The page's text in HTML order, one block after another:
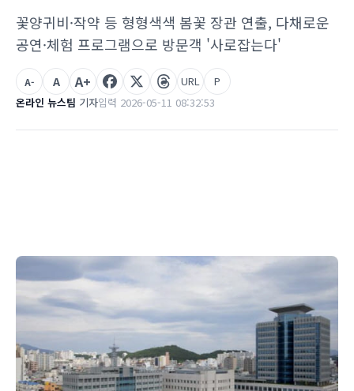
꽃양귀비·작약 등 형형색색 봄꽃 장관 연출, 다채로운
공연·체험 프로그램으로 방문객 '사로잡는다'
온라인 뉴스팀 기자입력 2026-05-11 08:32:53
A- A A+ URL P